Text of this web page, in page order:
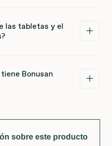
las tabletas y el
Bonusan
sobre este producto